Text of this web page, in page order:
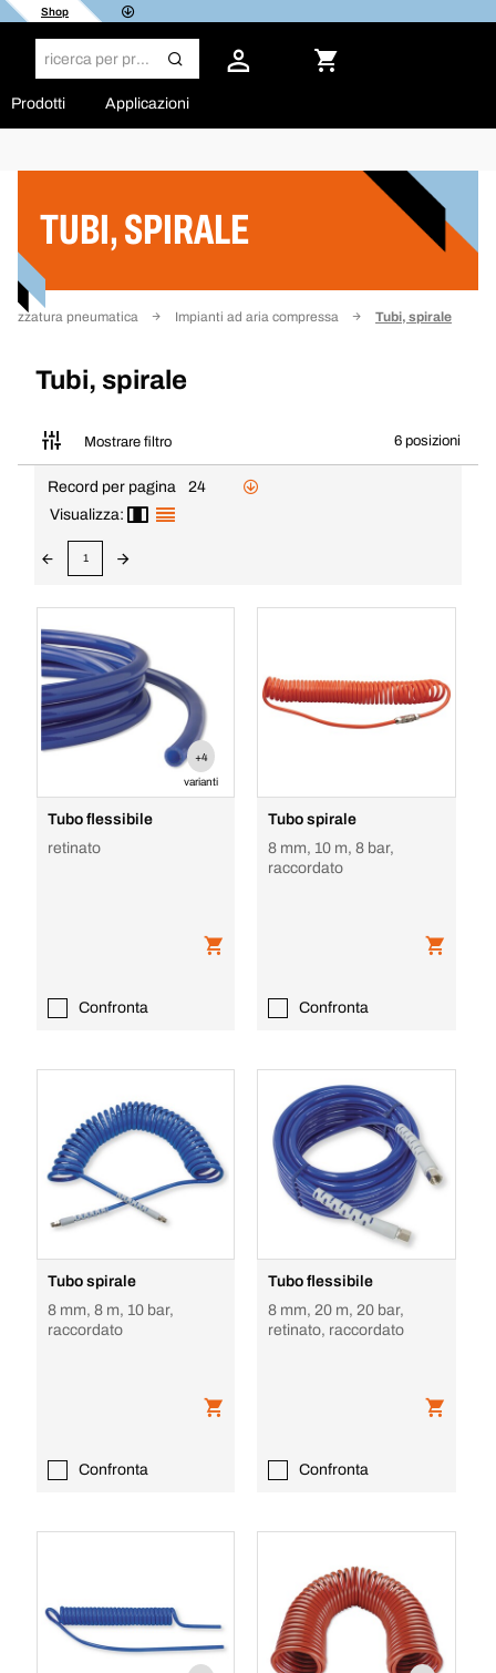
Shop
Prodotti Applicazioni
TUBI, SPIRALE
pneumatica Impianti ad aria compressa Tubi, spirale
Tubi, spirale
Mostrare filtro 6 posizioni
Filtro
Record per pagina
24
Visualizza:
1
+4
varianti
Tubo flessibile
retinato
Confronta
Tubo spirale
8 mm, 10 m, 8 bar,
raccordato
Confronta
Tubo spirale
8 mm, 8 m, 10 bar,
raccordato
Confronta
Tubo flessibile
8 mm, 20 m, 20 bar,
retinato, raccordato
Confronta